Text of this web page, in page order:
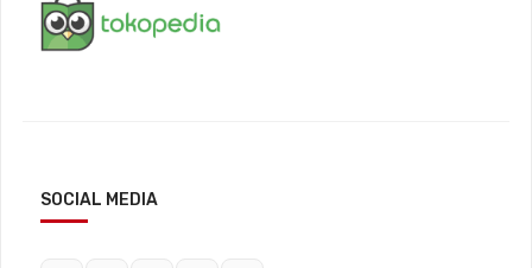
SOCIAL MEDIA